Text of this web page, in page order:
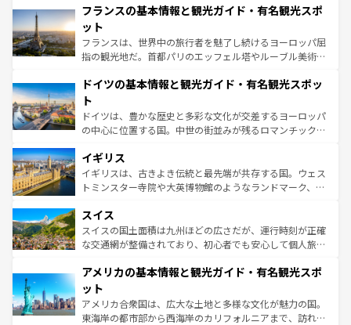
なお、新着のイタリア情報はコンテンツ一覧を参照してほ
しい。
文化が根付くこの国では、情熱的なフラメンコ、熱気あふ
れる闘牛、そして美味しいタパスが生活の一部となってい
る。首都マドリードの洗練された雰囲気や、バルセロナの
アートに溢れた街角から、地方では古代ローマ遺跡や中世
せる。地方によって風土や気候が異なるスペインはその個
ンテンツ一覧 を参照してほしい。
フランスの基本情報と観光ガイド・有名観光スポ
ット
フランスは、世界中の旅行者を魅了し続けるヨーロッパ屈
指の観光地だ。首都パリのエッフェル塔やルーブル美術館
で、幅広い魅力が詰まっている。華麗な宮殿、歴史的な大
聖堂、美しいビーチ、そして豊かな自然が、訪れる者を心
から魅了する。また、フランスは美食の国としても知ら
れ、フランス料理はユネスコ無形文化遺産にも登録されて
香り高いラベンダー畑など、多彩な楽しみ方が可能だ。さ
らに、パリ以外の地域にも魅力が溢れており、どの街角に
も豊かな歴史と文化が息づいている。パリ以外の個性あふ
を参照してほしい。
ドイツの基本情報と観光ガイド・有名観光スポッ
ト
ドイツは、豊かな歴史と多彩な文化が交差するヨーロッパ
の中心に位置する国。中世の街並みが残るロマンチック街
顔を持つこの国は、どこを歩いても飽きることがない。ベ
ルリンの文化的活気、バイエルン州のアルプスの絶景、そ
してライン川沿いのワイン畑といった風景は必見。ビール
は、お酒好きな人にはぜひ体験してほしい。 なお、新着の
ドイツ情報はコンテンツ一覧を参照してほしい。
イギリス
イギリスは、古きよき伝統と最先端が共存する国。ウェス
トミンスター寺院や大英博物館のようなランドマーク、歴
リアごとに異なる魅力がある。また、優雅なアフタヌーン
ティー、ビール好きにはたまらない英国パブ、サッカー観
戦など、本場だからこそできる体験も豊富。イギリスを旅
ンツ一覧を参照してほしい。
スイス
スイスの国土面積は九州ほどの広さだが、運行時刻が正確
な交通網が整備されており、初心者でも安心して個人旅行
の建物がそのまま残る町や、スイスならではのユニークな
博物館もあり、アルプス観光だけでなく町歩きも満喫する
ことができる。国民の所得が高いため物価も高いが、旅行
者向けの交通パス提供のサービスもあり、うまく活用すれ
アメリカの基本情報と観光ガイド・有名観光スポ
ット
アメリカ合衆国は、広大な土地と多様な文化が魅力の国。
東海岸の都市部から西海岸のカリフォルニアまで、訪れる